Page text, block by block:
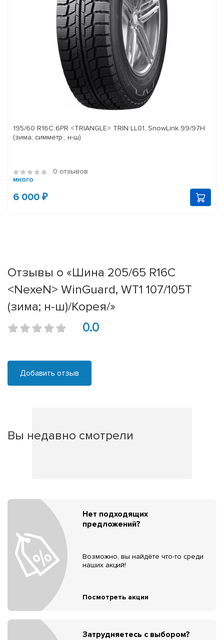
195/60 R16C 6PR <TRIANGLE> TRIN LL01, SnowLink 99/97H
(зима; симметр.; н-ш)
0 отзывов
много
6 000 ₽
Отзывы о «Шина 205/65 R16C
<NexeN> WinGuard, WT1 107/105T
(зима; н-ш)/Корея/»
0.0
Добавить отзыв
Вы недавно смотрели
Нет подходящих
предложений?
Возможно, вы найдёте что-то среди
наших акций!
Посмотреть акции
Затрудняетесь с выбором?